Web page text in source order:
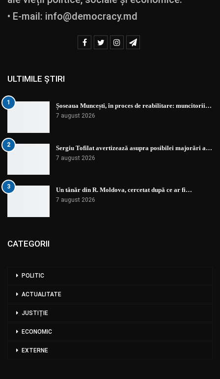
• E-mail: info@democracy.md
ULTIMILE ȘTIRI
1 Șoseaua Muncești, în proces de reabilitare: muncitorii…
7 august 2026
2 Sergiu Tofilat avertizează asupra posibilei majorări a…
7 august 2026
3 Un tânăr din R. Moldova, cercetat după ce ar fi…
7 august 2026
CATEGORII
POLITIC
ACTUALITATE
JUSTIȚIE
ECONOMIC
EXTERNE